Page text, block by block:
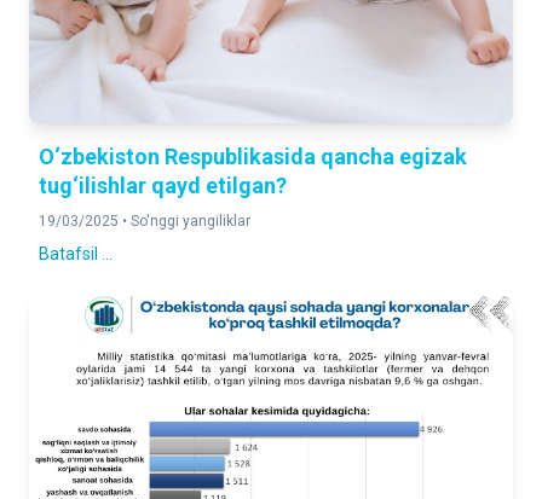
O‘zbekiston Respublikasida qancha egizak
tug‘ilishlar qayd etilgan?
19/03/2025 • So'nggi yangiliklar
Batafsil ...